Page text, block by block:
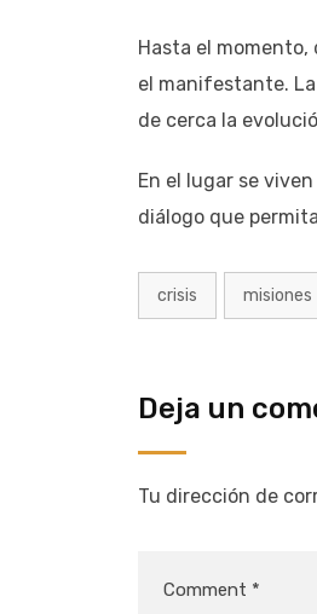
Hasta el
el manifestante.
de cerca la
En el lugar se
diálogo que
crisis misiones
Deja un
Tu dirección de